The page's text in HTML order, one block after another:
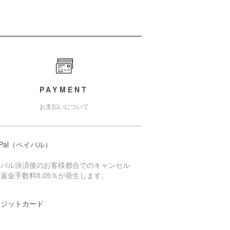
PAYMENT
お支払いについて
（ペイパル）
ル決済後のお客様都合でのキャンセル
金手数料0.05％が発生します。
ットカード